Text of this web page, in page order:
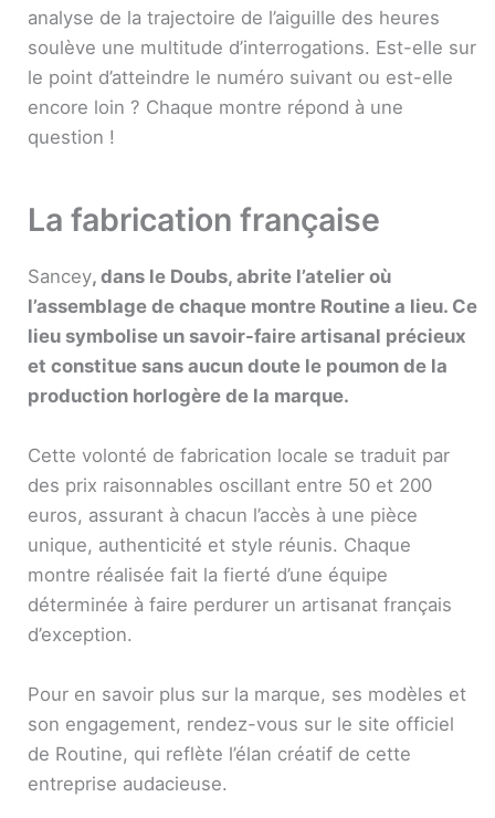
analyse de la trajectoire de l’aiguille des heures
soulève une multitude d’interrogations. Est-elle sur
le point d’atteindre le numéro suivant ou est-elle
encore loin ? Chaque montre répond à une
question !
La fabrication française
Sancey, dans le Doubs, abrite l’atelier où
l’assemblage de chaque montre Routine a lieu. Ce
lieu symbolise un savoir-faire artisanal précieux
et constitue sans aucun doute le poumon de la
production horlogère de la marque.
Cette volonté de fabrication locale se traduit par
des prix raisonnables oscillant entre 50 et 200
euros, assurant à chacun l’accès à une pièce
unique, authenticité et style réunis. Chaque
montre réalisée fait la fierté d’une équipe
déterminée à faire perdurer un artisanat français
d’exception.
Pour en savoir plus sur la marque, ses modèles et
son engagement, rendez-vous sur le site officiel
de Routine, qui reflète l’élan créatif de cette
entreprise audacieuse.